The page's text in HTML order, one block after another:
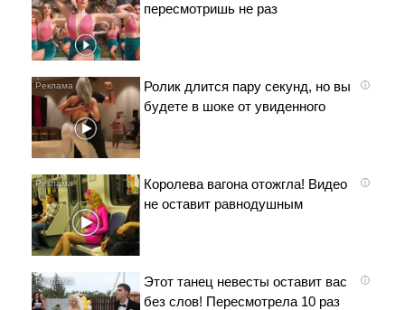
пересмотришь не раз
i
Ролик длится пару секунд, но вы
будете в шоке от увиденного
i
Королева вагона отожгла! Видео
не оставит равнодушным
i
Этот танец невесты оставит вас
без слов! Пересмотрела 10 раз